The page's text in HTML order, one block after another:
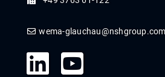
wema-glauchau@nshgroup.com